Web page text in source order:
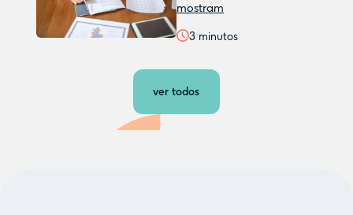
mostram
3 minutos
ver todos